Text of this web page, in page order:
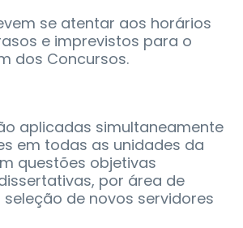
se atentar aos horários
e imprevistos para o
dos Concursos.
aplicadas simultaneamente
em todas as unidades da
questões objetivas
por área de
de novos servidores